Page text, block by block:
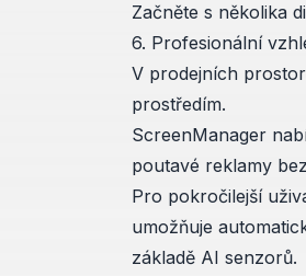
Začněte s několika
6. Profesionální
V prodejních
prostředím.
ScreenManager
poutavé reklamy
Pro pokročilejší
umožňuje
základě AI senzorů.